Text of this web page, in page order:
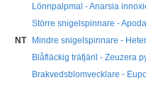
Lönnpalpmal - Anarsia
Större snigelspinnare -
NT
Mindre snigelspinnare -
Blåfläckig träfjäril - Zeuzera
Brakvedsblomvecklare -